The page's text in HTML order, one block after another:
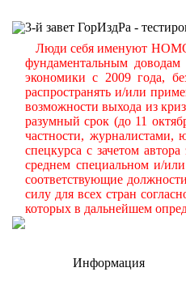
3-й завет ГорИздРа -
Люди себя именуют
фундаментальным
экономики с 2009 года,
распространять и/или
возможности выхода из
разумный срок (до 11
частности, журналистами,
спецкурса с зачетом
среднем специальном и/
соответствующие
силу для всех стран
которых в дальнейшем
Информация